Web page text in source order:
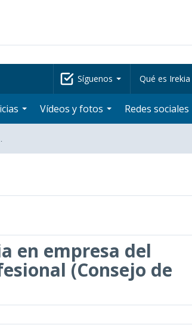
Síguenos Qué es Irekia
Vídeos y fotos Redes sociales
en empresa del
(Consejo de